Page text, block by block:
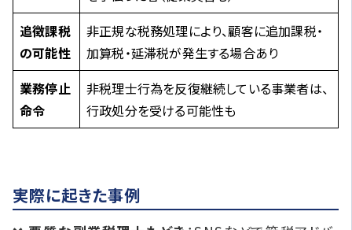
追徴課税
の可能性
非正規な税務処理により、顧客に追加課税・
加算税・延滞税が発生する場合あり
業務停止
命令
非税理士行為を反復継続している事業者は、
行政処分を受ける可能性も
実際に起きた事例